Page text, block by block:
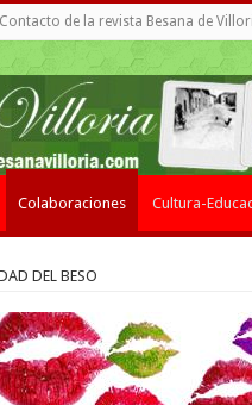
Contacto de la revista Besana de
Colaboraciones Cultura-
DEL BESO